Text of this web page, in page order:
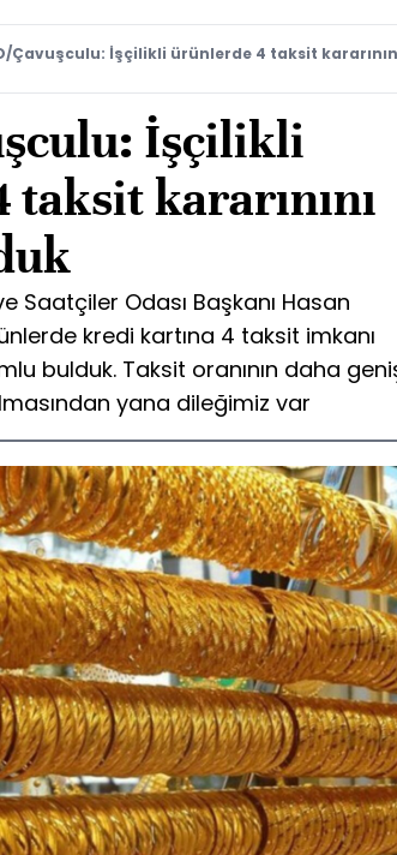
Çavuşculu: İşçilikli ürünlerde 4 taksit
İşçilikli
kararınını
Saatçiler Odası Başkanı Hasan
kredi kartına 4 taksit imkanı
bulduk. Taksit oranının daha
yana dileğimiz var